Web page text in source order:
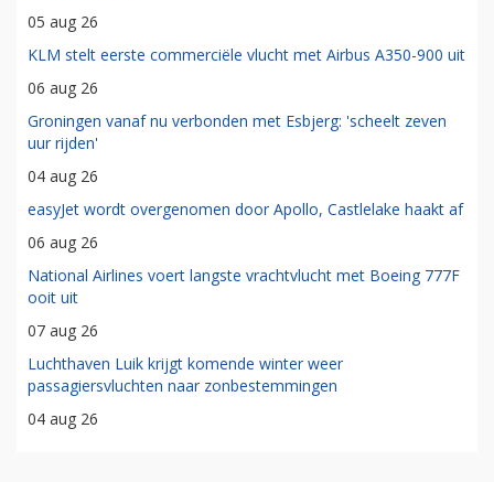
05 aug 26
KLM stelt eerste commerciële vlucht met Airbus A350-900 uit
06 aug 26
Groningen vanaf nu verbonden met Esbjerg: 'scheelt zeven
uur rijden'
04 aug 26
easyJet wordt overgenomen door Apollo, Castlelake haakt af
06 aug 26
National Airlines voert langste vrachtvlucht met Boeing 777F
ooit uit
07 aug 26
Luchthaven Luik krijgt komende winter weer
passagiersvluchten naar zonbestemmingen
04 aug 26